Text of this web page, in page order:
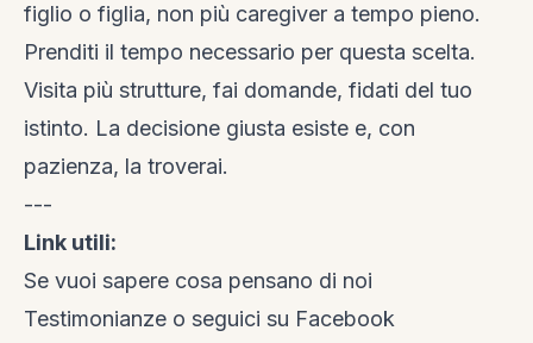
figlio o figlia, non più caregiver a tempo pieno.
Prenditi il tempo necessario per questa scelta.
Visita più strutture, fai domande, fidati del tuo
istinto. La decisione giusta esiste e, con
pazienza, la troverai.
---
Link utili:
Se vuoi sapere cosa pensano di noi
Testimonianze o seguici su Facebook